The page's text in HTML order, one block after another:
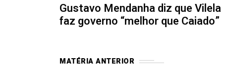
Gustavo Mendanha diz que Vilela
faz governo “melhor que Caiado”
MATÉRIA ANTERIOR